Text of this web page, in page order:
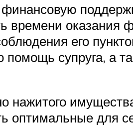
финансовую
времени оказания
его
супруга, а
нажитого
оптимальные для